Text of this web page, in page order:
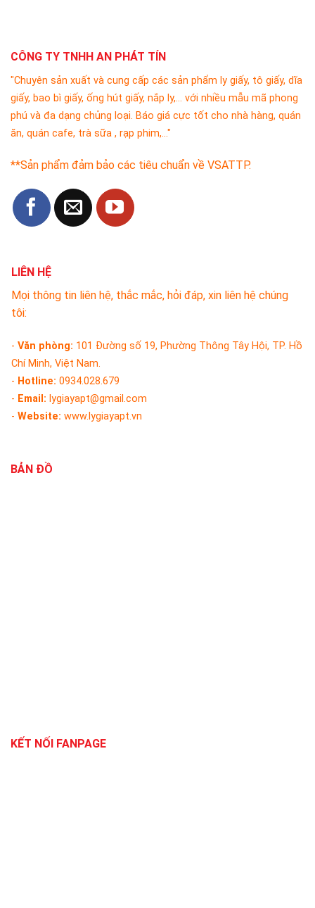
CÔNG TY TNHH AN PHÁT TÍN
"Chuyên sản xuất và cung cấp các sản phẩm ly giấy, tô giấy, dĩa
giấy, bao bì giấy, ống hút giấy, nắp ly,... với nhiều mẫu mã phong
phú và đa dạng chủng loại. Báo giá cực tốt cho nhà hàng, quán
ăn, quán cafe, trà sữa , rạp phim,..."
**Sản phẩm đảm bảo các tiêu chuẩn về VSATTP.
LIÊN HỆ
Mọi thông tin liên hệ, thắc mắc, hỏi đáp, xin liên hệ chúng
tôi:
- Văn phòng: 101 Đường số 19, Phường Thông Tây Hội, TP. Hồ
Chí Minh, Việt Nam.
- Hotline: 0934.028.679
- Email: lygiayapt@gmail.com
- Website: www.lygiayapt.vn
BẢN ĐỒ
KẾT NỐI FANPAGE